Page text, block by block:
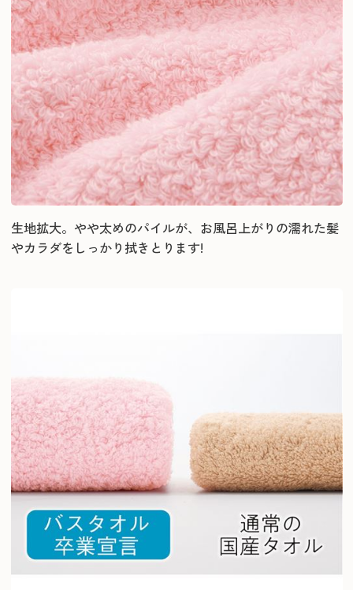
生地拡大。やや太めのパイルが、お風呂上がりの濡れた髪
やカラダをしっかり拭きとります!